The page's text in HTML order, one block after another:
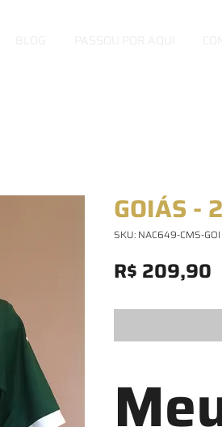
PASSOU POR AQUI
GOIÁS -
SKU: NAC649-CMS-GOI
R$ 209,90